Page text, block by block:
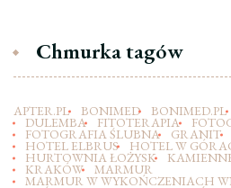
Chmurka tagów
APTER.PL BONIMED BONIMED.PL
DULEMBA FITOTERAPIA
FOTOGRAFIA ŚLUBNA GRANIT
HOTEL ELBRUS HOTEL W
HURTOWNIA ŁOŻYSK
KRAKÓW MARMUR
MARMUR W WYKOŃCZENIACH